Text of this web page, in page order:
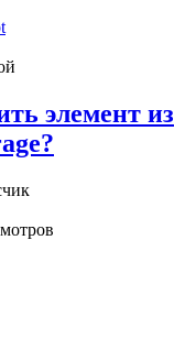
элемент из